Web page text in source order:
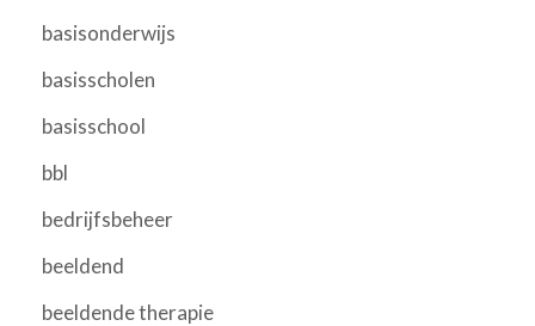
basisonderwijs
basisscholen
basisschool
bbl
bedrijfsbeheer
beeldend
beeldende therapie